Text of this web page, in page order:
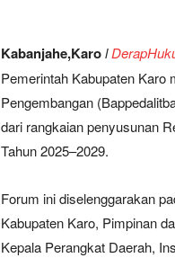
Kabanjahe,Karol
Pemerintah Kabupaten Karo
Pengembangan
dari rangkaian penyusunan
Tahun 2025–2029.
Forum ini diselenggarakan
Kabupaten Karo, Pimpinan
Kepala Perangkat Daerah,